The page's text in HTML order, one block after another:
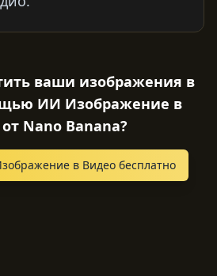
ваши изображения в
ИИ Изображение в
Nano Banana?
в Видео бесплатно